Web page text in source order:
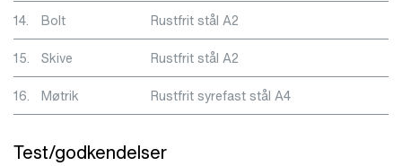
14.
Bolt
Rustfrit stål A2
15.
Skive
Rustfrit stål A2
16.
Møtrik Rustfrit syrefast stål A4
Test/godkendelser